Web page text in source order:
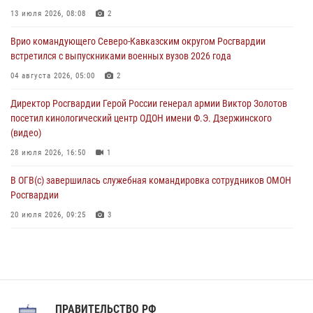
Росгвардейцы обеспечили безопасность «Поезда Победы» в
08 августа 2026, 07:00
В Москве росгвардейцы оказали помощь медикам и девушке с
08 августа 2026, 06:32 1
13 июля 2026, 08:08 2
Врио командующего Северо-Кавказским округом Росгвардии
встретился с выпускниками военных вузов 2026 года
04 августа 2026, 05:00 2
Директор Росгвардии Герой России генерал армии Виктор Золотов
посетил кинологический центр ОДОН имени Ф.Э. Дзержинского
(видео)
28 июля 2026, 16:50 1
В ОГВ(с) завершилась служебная командировка сотрудников ОМОН
Росгвардии
20 июля 2026, 09:25 3
ПРАВИТЕЛЬСТВО РФ